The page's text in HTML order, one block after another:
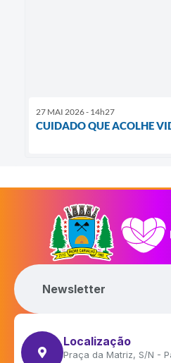
27 MAI 2026 - 14h27
CUIDADO QUE ACOLHE
Newsletter
Localização
Praça da Matriz, S/N -